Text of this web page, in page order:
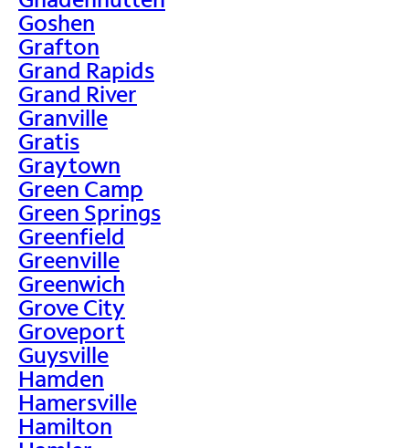
Goshen
Grafton
Grand Rapids
Grand River
Granville
Gratis
Graytown
Green Camp
Green Springs
Greenfield
Greenville
Greenwich
Grove City
Groveport
Guysville
Hamden
Hamersville
Hamilton